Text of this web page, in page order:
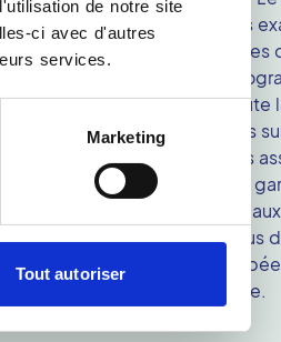
de notre site
ci avec d'autres
services.
Marketing
Tout autoriser
les comptes-rendus des
en ligne sécurisé. Des codes
sur les clichés de votre
sites répartis à travers toute
patients à des radiologues
1250 médecins radiologues
expérimentés. Pour
accèdent à des
d'imagerie disposent de plus
ainsi que des salles
radiologie interventionnelle.